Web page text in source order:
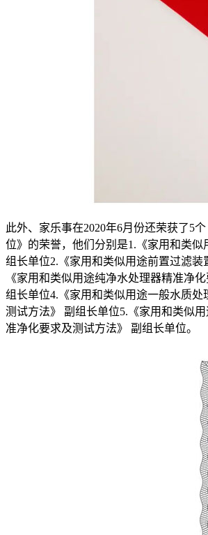
此外、家乐事在2020年6月份还荣获了5
位》的荣誉，他们分别是1.《家用和类似
组长单位2.《家用和类似用途前置过滤装
《家用和类似用途纯净水处理器精准净
组长单位4.《家用和类似用途一般水质处
测试方法》 副组长单位5.《家用和类似
准净化要求及测试方法》 副组长单位。